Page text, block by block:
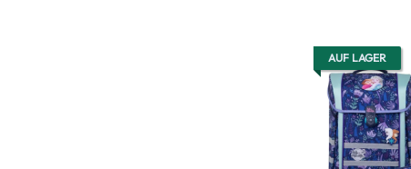
AUF LAGER